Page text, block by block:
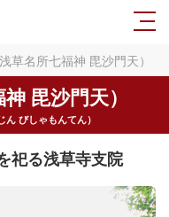
草名所七福神 毘沙門天）
毘沙門天）
びしゃもんてん）
祀る浅草寺支院